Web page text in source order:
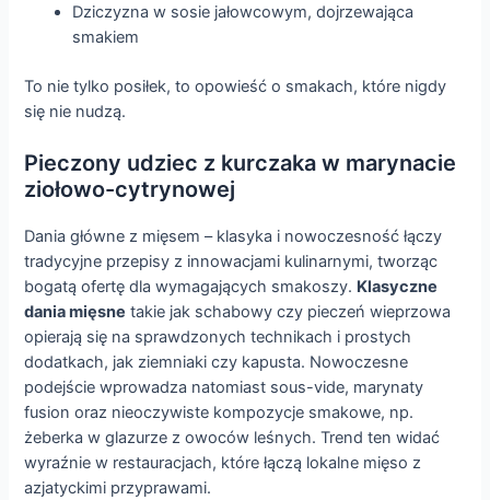
Dziczyzna w sosie jałowcowym, dojrzewająca
smakiem
To nie tylko posiłek, to opowieść o smakach, które nigdy
się nie nudzą.
Pieczony udziec z kurczaka w marynacie
ziołowo-cytrynowej
Dania główne z mięsem – klasyka i nowoczesność łączy
tradycyjne przepisy z innowacjami kulinarnymi, tworząc
bogatą ofertę dla wymagających smakoszy. Klasyczne
dania mięsne takie jak schabowy czy pieczeń wieprzowa
opierają się na sprawdzonych technikach i prostych
dodatkach, jak ziemniaki czy kapusta. Nowoczesne
podejście wprowadza natomiast sous-vide, marynaty
fusion oraz nieoczywiste kompozycje smakowe, np.
żeberka w glazurze z owoców leśnych. Trend ten widać
wyraźnie w restauracjach, które łączą lokalne mięso z
azjatyckimi przyprawami.